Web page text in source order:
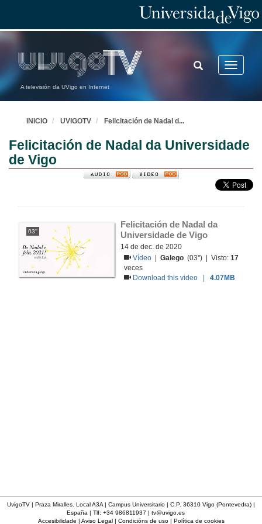
A televisión da UVigo en Internet
Toggle
TOGGLE
SEARCH
INICIO UVIGOTV Felicitación de Nadal d...
Felicitación de Nadal da Universidade
de Vigo
03''
Felicitación de Nadal da
Universidade de Vigo
14 de dec. de 2020
Vídeo
|Galego (03'') | Visto:17
veces
Download this video |4.07MB
UvigoTV | Praza Miralles. Local A3A | Campus Universitario | C.P. 36310 Vigo (Pontevedra) |
España | Tlf: +34 986811937 | tv@uvigo.es
Accesibilidade | Aviso Legal| Condicións de uso| Política de cookies